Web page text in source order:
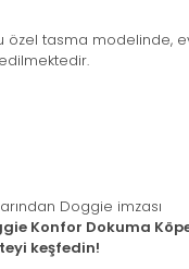
tasma modelinde,
Doggie imzası
Konfor Dokuma
keşfedin!